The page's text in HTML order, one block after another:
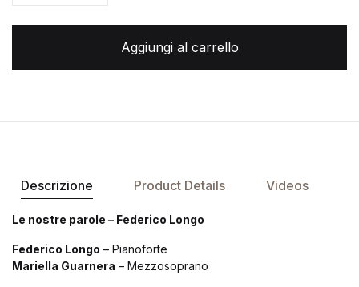
Aggiungi al carrello
Descrizione Product Details Videos
Le nostre parole – Federico Longo
Federico Longo – Pianoforte
Mariella Guarnera – Mezzosoprano